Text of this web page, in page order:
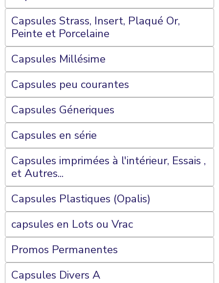
Capsules Strass, Insert, Plaqué Or,
Peinte et Porcelaine
Capsules Millésime
Capsules peu courantes
Capsules Géneriques
Capsules en série
Capsules imprimées à l'intérieur, Essais ,
et Autres...
Capsules Plastiques (Opalis)
capsules en Lots ou Vrac
Promos Permanentes
Capsules Divers A